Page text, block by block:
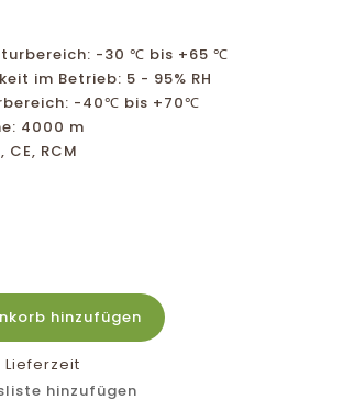
-30 ℃ bis +65 ℃
im Betrieb: 5 - 95% RH
-40℃ bis +70℃
4000 m
RCM
hinzufügen
hinzufügen